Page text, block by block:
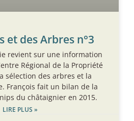
et des Arbres n°3
revient sur une information
Régional de la Propriété
sélection des arbres et la
François fait un bilan de la
du châtaignier en 2015.
LIRE PLUS »